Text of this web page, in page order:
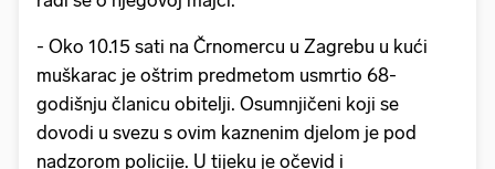
- Oko 10.15 sati na Črnomercu u Zagrebu u kući
muškarac je oštrim predmetom usmrtio 68-
godišnju članicu obitelji. Osumnjičeni koji se
dovodi u svezu s ovim kaznenim djelom je pod
nadzorom policije. U tijeku je očevid i